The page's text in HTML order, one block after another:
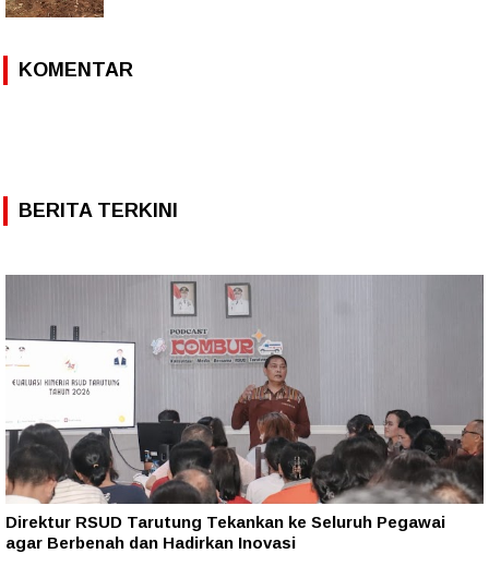
KOMENTAR
BERITA TERKINI
Direktur RSUD Tarutung Tekankan ke Seluruh Pegawai
agar Berbenah dan Hadirkan Inovasi